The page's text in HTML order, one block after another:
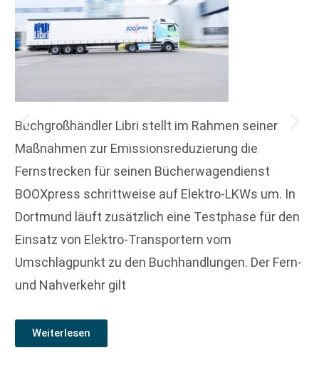
Buchgroßhändler Libri stellt im Rahmen seiner
Maßnahmen zur Emissionsreduzierung die
Fernstrecken für seinen Bücherwagendienst
BOOXpress schrittweise auf Elektro-LKWs um. In
Dortmund läuft zusätzlich eine Testphase für den
Einsatz von Elektro-Transportern vom
Umschlagpunkt zu den Buchhandlungen. Der Fern-
und Nahverkehr gilt
Weiterlesen